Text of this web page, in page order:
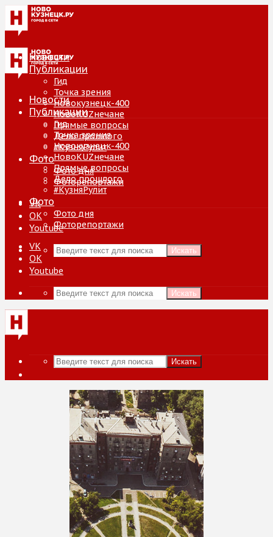
Новости
Публикации
Гид
Точка зрения
Новокузнецк-400
НовоKUZнечане
Прямые вопросы
Дело прошлого
#КузняРулит
Фото
Фото дня
Фоторепортажи
VK
ОК
Youtube
Искать
Новости
Публикации
Гид
Точка зрения
Новокузнецк-400
НовоKUZнечане
Прямые вопросы
Дело прошлого
#КузняРулит
Фото
Фото дня
Фоторепортажи
VK
ОК
Youtube
Искать
Искать